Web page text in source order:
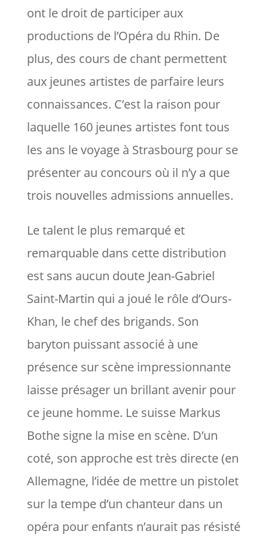
ont le droit de participer aux
productions de l’Opéra du Rhin. De
plus, des cours de chant permettent
aux jeunes artistes de parfaire leurs
connaissances. C’est la raison pour
laquelle 160 jeunes artistes font tous
les ans le voyage à Strasbourg pour se
présenter au concours où il n’y a que
trois nouvelles admissions annuelles.
Le talent le plus remarqué et
remarquable dans cette distribution
est sans aucun doute Jean-Gabriel
Saint-Martin qui a joué le rôle d’Ours-
Khan, le chef des brigands. Son
baryton puissant associé à une
présence sur scène impressionnante
laisse présager un brillant avenir pour
ce jeune homme. Le suisse Markus
Bothe signe la mise en scène. D’un
coté, son approche est très directe (en
Allemagne, l’idée de mettre un pistolet
sur la tempe d’un chanteur dans un
opéra pour enfants n’aurait pas résisté